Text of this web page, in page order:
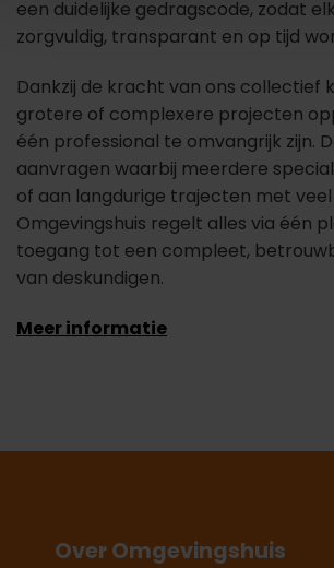
een duidelijke gedragscode, zodat
zorgvuldig, transparant en op tijd
Dankzij de kracht van ons collectief
grotere of complexere projecten
één professional te omvangrijk zijn.
aanvragen waarbij meerdere
of aan langdurige trajecten met
Omgevingshuis regelt alles via één
toegang tot een compleet,
van deskundigen.
Meer informatie
Over Omgevingshuis